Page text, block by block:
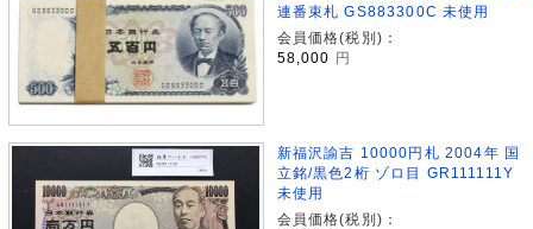
連番束札 GS883300C 未使用
会員価格(税別)：
58,000 円
新福沢諭吉 10000円札 2004年 国
立銘/黒色2桁 ゾロ目 GR111111Y
未使用
会員価格(税別)：